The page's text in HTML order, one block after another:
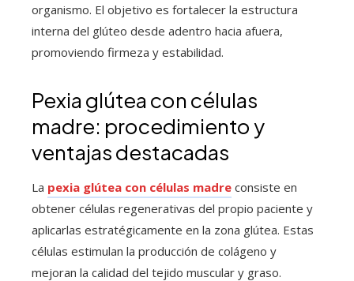
organismo. El objetivo es fortalecer la estructura
interna del glúteo desde adentro hacia afuera,
promoviendo firmeza y estabilidad.
Pexia glútea con células
madre: procedimiento y
ventajas destacadas
La pexia glútea con células madre consiste en
obtener células regenerativas del propio paciente y
aplicarlas estratégicamente en la zona glútea. Estas
células estimulan la producción de colágeno y
mejoran la calidad del tejido muscular y graso.